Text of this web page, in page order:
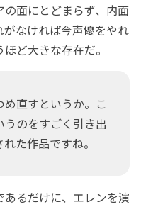
面にとどまらず、内面
なければ今声優をやれ
ど大きな存在だ。
直すというか。こ
のをすごく引き出
た作品ですね。
るだけに、エレンを演